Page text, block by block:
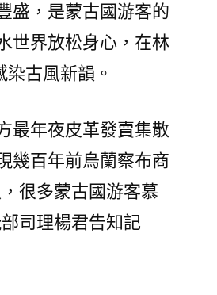
盛，是蒙古國游客的
世界放松身心，在林
古風新韻。
最年夜皮革發賣集散
幾百年前烏蘭察布商
很多蒙古國游客慕
司理楊君告知記